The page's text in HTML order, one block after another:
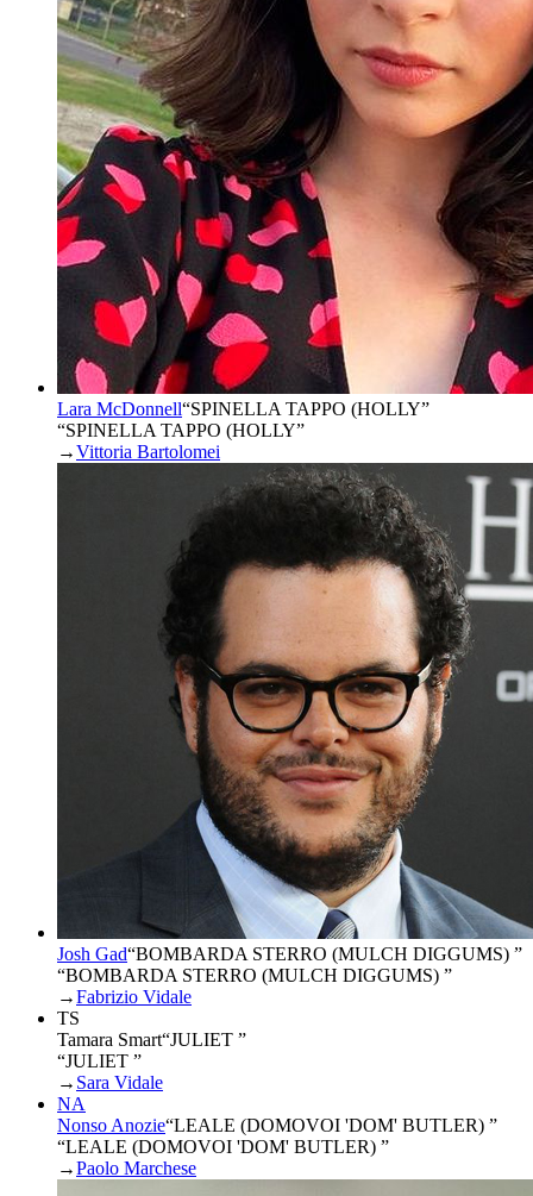
Lara McDonnell“SPINELLA TAPPO (HOLLY”
“SPINELLA TAPPO (HOLLY”
→Vittoria Bartolomei
Josh Gad“BOMBARDA STERRO (MULCH DIGGUMS) ”
“BOMBARDA STERRO (MULCH DIGGUMS) ”
→Fabrizio Vidale
TS
Tamara Smart“JULIET ”
“JULIET ”
→ Sara Vidale
NA
Nonso Anozie“LEALE (DOMOVOI 'DOM' BUTLER) ”
“LEALE (DOMOVOI 'DOM' BUTLER) ”
→Paolo Marchese